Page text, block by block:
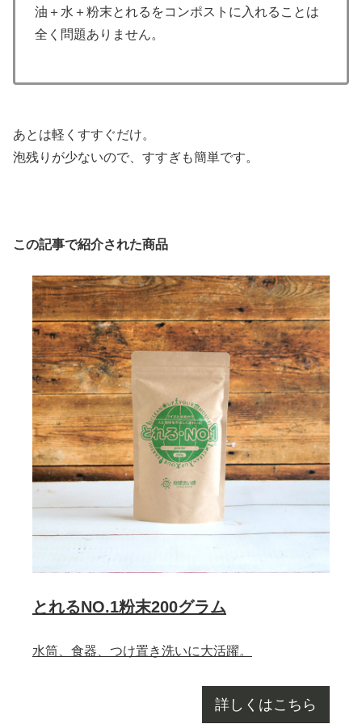
油＋水＋粉末とれるをコンポストに入れることは
全く問題ありません。
あとは軽くすすぐだけ。
泡残りが少ないので、すすぎも簡単です。
この記事で紹介された商品
とれるNO.1粉末200グラム
水筒、食器、つけ置き洗いに大活躍。
詳しくはこちら